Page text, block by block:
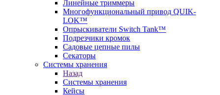
Линейные триммеры
Многофункциональный привод QUIK-
LOK™
Опрыскиватели Switch Tank™
Подрезчики кромок
Садовые цепные пилы
Секаторы
Системы хранения
Назад
Системы хранения
Кейсы